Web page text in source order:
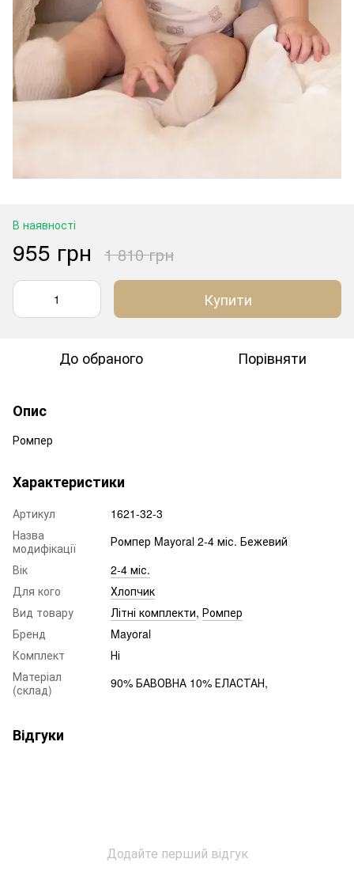
В наявності
955 грн 1 810 грн
Купити
До обраного Порівняти
Опис
Ромпер
Характеристики
Артикул
1621-32-3
Назва
модифікації
Ромпер Mayoral 2-4 міс. Бежевий
Вік
2-4 міс.
Для кого
Хлопчик
Вид товару
Літні комплекти, Ромпер
Бренд
Mayoral
Комплект
Ні
Матеріал
(склад)
90% БАВОВНА 10% ЕЛАСТАН,
Відгуки
Додайте перший відгук